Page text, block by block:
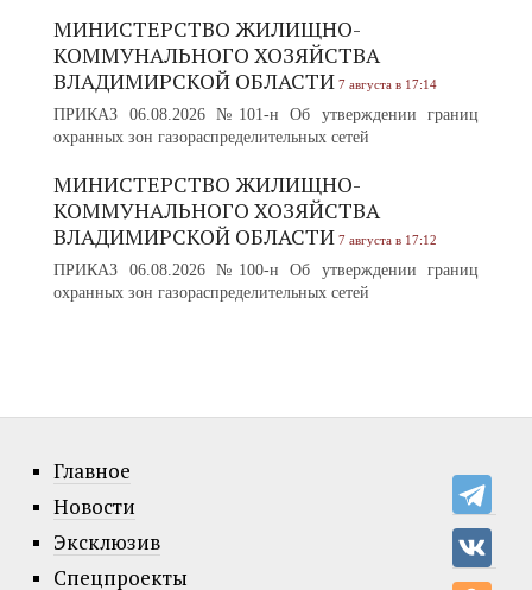
МИНИСТЕРСТВО ЖИЛИЩНО-
КОММУНАЛЬНОГО ХОЗЯЙСТВА
ВЛАДИМИРСКОЙ ОБЛАСТИ 7 августа в 17:14
ПРИКАЗ 06.08.2026 №101-н Об утверждении границ
охранных зон газораспределительных сетей
МИНИСТЕРСТВО ЖИЛИЩНО-
КОММУНАЛЬНОГО ХОЗЯЙСТВА
ВЛАДИМИРСКОЙ ОБЛАСТИ 7 августа в 17:12
ПРИКАЗ 06.08.2026 №100-н Об утверждении границ
охранных зон газораспределительных сетей
Главное
Новости
Эксклюзив
Спецпроекты